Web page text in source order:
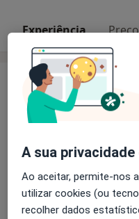
Experiência
Experiência
Reabilitação método
excelentes
Principais doenças
Entorses E Distensões
Doenças
A sua
Ao aceitar, permite-nos
utilizar cookies (ou
recolher dados